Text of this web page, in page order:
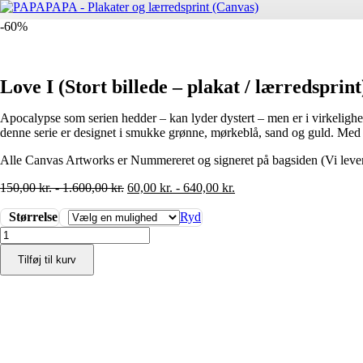
-60%
Love I (Stort billede – plakat /
Apocalypse som serien hedder – kan lyder dystert – men er i
denne serie er designet i smukke grønne, mørkeblå, sand og guld.
Alle Canvas Artworks er Nummereret og signeret på bagsiden (Vi
150,00kr.-1.600,00kr. 60,00 kr. - 640,00 kr.
Størrelse
Ryd
Love
I
(Stort
billede
Tilføj til kurv